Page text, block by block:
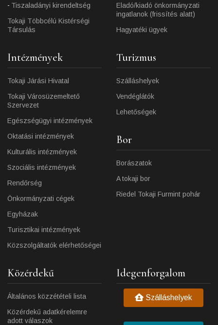
Tiszaladányi kirendeltség
Tokaji Többcélú Kistérségi
Társulás
Eladó/kiadó önkormányzati
ingatlanok (frissítés alatt)
Hagyatéki ügyek
Intézmények
Tokaji Járási Hivatal
Tokaji Városüzemeltető
Szervezet
Egészségügyi intézmények
Oktatási intézmények
Kulturális intézmények
Szociális intézmények
Rendőrség
Önkormányzati cégek
Egyházak
Turisztikai intézmények
Közszolgáltatók elérhetőségei
Turizmus
Szálláshelyek
Vendéglátók
Lehetőségek
Bor
Borászatok
A tokaji bor
Riedel Tokaji Furmint pohár
Közérdekű
Általános közzétételi lista
Közérdekű adatkérelemre
adott válaszok
Idegenforgalom
Szálláshelyek